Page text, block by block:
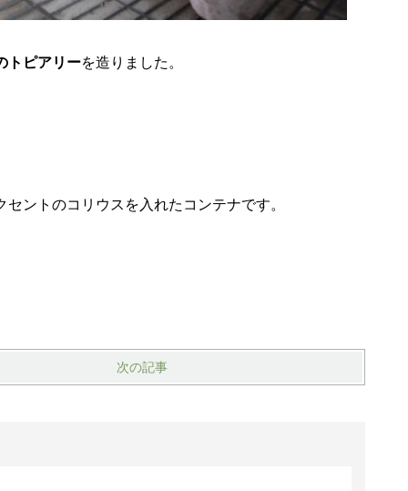
トピアリーを造りました。
ントのコリウスを入れたコンテナです。
次の記事